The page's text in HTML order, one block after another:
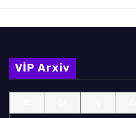
VİP Arxiv